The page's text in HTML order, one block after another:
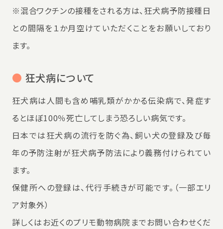
※混合ワクチンの接種をされる方は、狂犬病予防接種日
との間隔を１か月空けていただくことをお願いしており
ます。
● 狂犬病について
狂犬病は人間も含め哺乳類がかかる伝染病で、発症す
るとほぼ100％死亡してしまう恐ろしい病気です。
日本では狂犬病の流行を防ぐ為、飼い犬の登録及び毎
年の予防注射が狂犬病予防法により義務付けられてい
ます。
保健所への登録は、代行手続きが可能です。（一部エリ
ア対象外）
詳しくはお近くのプリモ動物病院までお問い合わせくだ